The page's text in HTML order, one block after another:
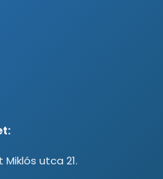
utca 21.